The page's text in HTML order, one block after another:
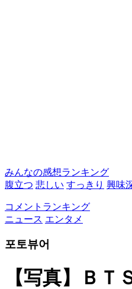
みんなの感想ランキング
腹立つ 悲しい すっきり 興味
コメントランキング
ニュース エンタメ
포토뷰어
【写真】ＢＴ